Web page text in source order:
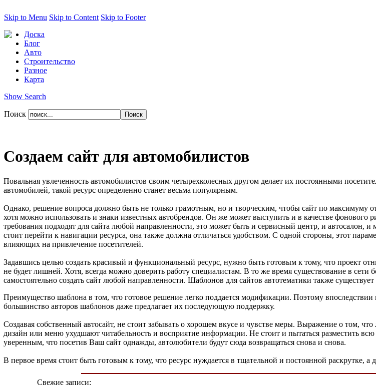
Skip to Menu Skip to Content Skip to Footer
Доска
Блог
Авто
Строительство
Разное
Карта
Show Search
Поиск
Создаем сайт для автомобилистов
Повальная увлеченность автомобилистов своим четырехколесных другом делает их постоянными
автомобилей, такой ресурс определенно станет весьма популярным.
Однако, решение вопроса должно быть не только грамотным, но и творческим, чтобы сайт по максимуму
хотя можно использовать и знаки известных автобрендов. Он же может выступить и в качестве
требования подходят для сайта любой направленности, это может быть и сервисный центр, и автосалон,
стоит перейти к навигации ресурса, она также должна отличаться удобством. С одной стороны, этот
влияющих на привлечение посетителей.
Задавшись целью создать красивый и функциональный ресурс, нужно быть готовым к тому, что проект
не будет лишней. Хотя, всегда можно доверить работу специалистам. В то же время существование в
самостоятельно создать сайт любой направленности. Шаблонов для сайтов автотематики также
Преимущество шаблона в том, что готовое решение легко поддается модификации. Поэтому впоследствии
большинство авторов шаблонов даже предлагает их последующую поддержку.
Создавая собственный автосайт, не стоит забывать о хорошем вкусе и чувстве меры. Выражение о том,
дизайн или меню ухудшают читабельность и восприятие информации. Не стоит и пытаться разместить
уверенным, что посетив Ваш сайт однажды, автолюбители будут сюда возвращаться снова и снова.
В первое время стоит быть готовым к тому, что ресурс нуждается в тщательной и постоянной раскрутке, а
Свежие записи: